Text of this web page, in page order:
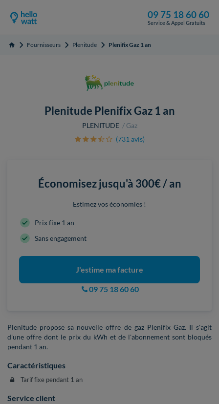
09 75 18 60 60
Service & Appel Gratuits
Accueil Fournisseurs Plenitude Plenifix Gaz 1 an
Plenitude Plenifix Gaz 1 an
PLENITUDE
Gaz
(731 avis)
Économisez jusqu'à 300€ / an
Estimez vos économies !
Prix fixe 1 an
Sans engagement
J'estime ma facture
09 75 18 60 60
Plenitude propose sa nouvelle offre de gaz Plenifix Gaz. Il s'agit
d'une offre dont le prix du kWh et de l'abonnement sont bloqués
pendant 1 an.
Caractéristiques
Tarif fixe pendant 1 an
Service client